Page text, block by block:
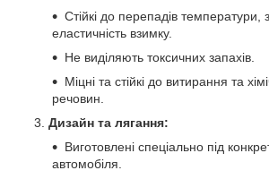
Стійкі до перепадів температури,
еластичність взимку.
Не виділяють токсичних запахів.
Міцні та стійкі до витирання та
речовин.
Дизайн та лягання:
Виготовлені спеціально під
автомобіля.